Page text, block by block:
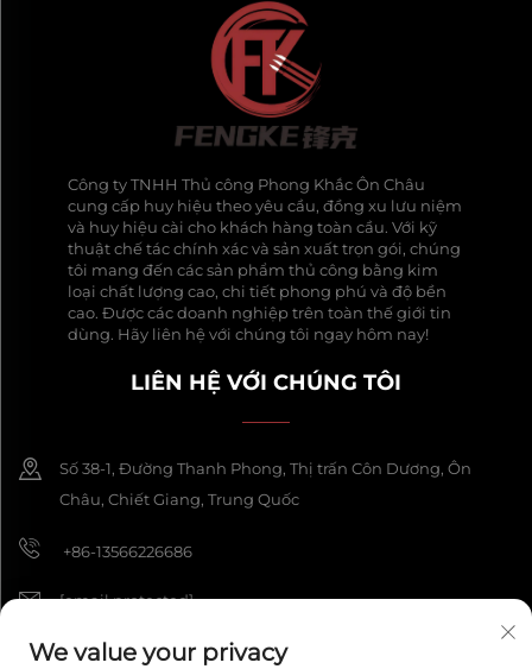
Công ty TNHH Thủ công Phong Khắc Ôn Châu
cung cấp huy hiệu theo yêu cầu, đồng xu lưu niệm
và huy hiệu cài cho khách hàng toàn cầu. Với kỹ
thuật chế tác chính xác và sản xuất trọn gói, chúng
tôi mang đến các sản phẩm thủ công bằng kim
loại chất lượng cao, chi tiết phong phú và độ bền
cao. Được các doanh nghiệp trên toàn thế giới tin
dùng. Hãy liên hệ với chúng tôi ngay hôm nay!
LIÊN HỆ VỚI CHÚNG TÔI
Số 38-1, Đường Thanh Phong, Thị trấn Côn Dương, Ôn
Châu, Chiết Giang, Trung Quốc
+86-13566226686
[email protected]
We value your privacy